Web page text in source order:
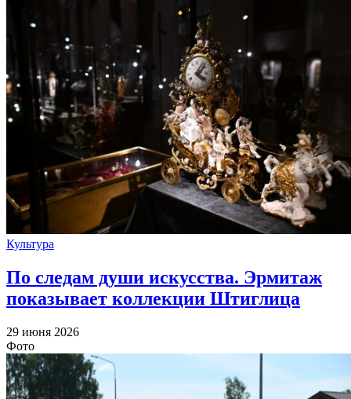
Культура
По следам души искусства. Эрмитаж
показывает коллекции Штиглица
29 июня 2026
Фото